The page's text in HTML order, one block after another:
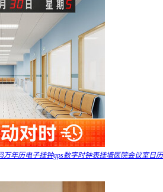
万年历电子挂钟gps数字时钟表挂墙医院会议室日历